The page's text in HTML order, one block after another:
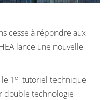
cesse à répondre aux
lance une nouvelle
1ertutoriel technique
double technologie